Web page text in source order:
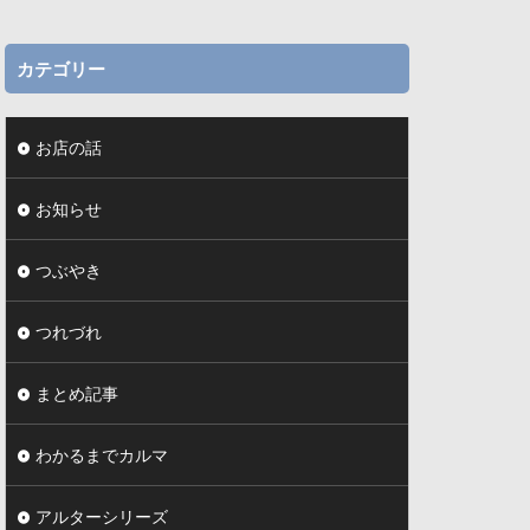
カテゴリー
お店の話
お知らせ
つぶやき
つれづれ
まとめ記事
わかるまでカルマ
アルターシリーズ